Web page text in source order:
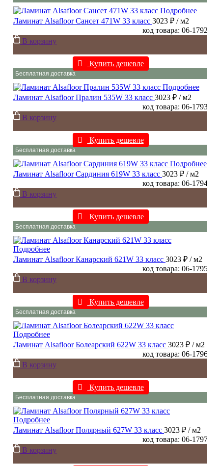
Подробнее
Ламинат Alsafloor Сансет 471W 33 класс 3023 ₽ / м2
код товара: 06-1792
В корзину
Купить дешевле
Бесплатная доставка
Подробнее
Ламинат Alsafloor Пралин 535W 33 класс 3023 ₽ / м2
код товара: 06-1793
В корзину
Купить дешевле
Бесплатная доставка
Подробнее
Ламинат Alsafloor Сардиния 619W 33 класс 3023 ₽ / м2
код товара: 06-1794
В корзину
Купить дешевле
Бесплатная доставка
Подробнее
Ламинат Alsafloor Канарский 621W 33 класс 3023 ₽ / м2
код товара: 06-1795
В корзину
Купить дешевле
Бесплатная доставка
Подробнее
Ламинат Alsafloor Болеарский 622W 33 класс 3023 ₽ / м2
код товара: 06-1796
В корзину
Купить дешевле
Бесплатная доставка
Подробнее
Ламинат Alsafloor Полярный 627W 33 класс 3023 ₽ / м2
код товара: 06-1797
В корзину